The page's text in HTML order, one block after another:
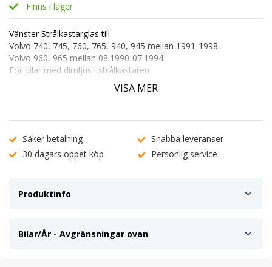
Finns i lager
Vänster Strålkastarglas till
Volvo 740, 745, 760, 765, 940, 945 mellan 1991-1998.
Volvo 960, 965 mellan 08.1990-07.1994
För bilar med dimljus i strålkastaren
Originalnummer: 90450251, 3518586
VISA MER
Säker betalning
Snabba leveranser
30 dagars öppet köp
Personlig service
Produktinfo
Bilar/År - Avgränsningar ovan